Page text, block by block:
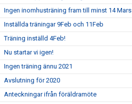
Ingen inomhusträning fram till minst 14 Mars
Inställda träningar 9Feb och 11Feb
Träning inställd 4Feb!
Nu startar vi igen!
Ingen träning ännu 2021
Avslutning för 2020
Anteckningar ifrån föräldramöte